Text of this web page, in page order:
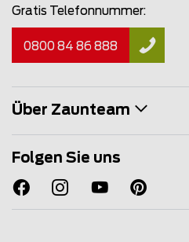
Gratis Telefonnummer:
0800 84 86 888
Über Zaunteam
Folgen Sie uns